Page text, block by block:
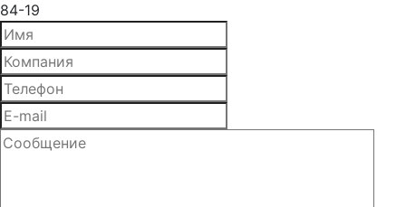
84-19